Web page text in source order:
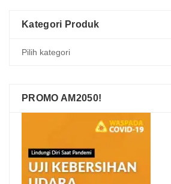
Kategori Produk
PROMO AM2050!